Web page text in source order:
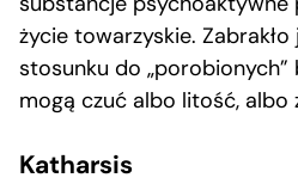
życie towarzyskie.
stosunku do
mogą czuć albo litość, albo
Katharsis